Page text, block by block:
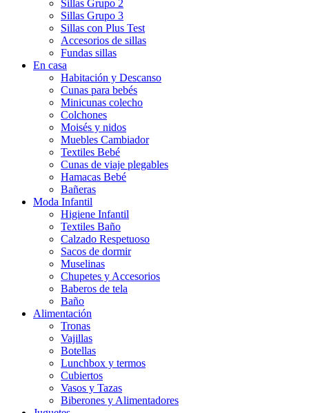
Sillas Grupo 2
Sillas Grupo 3
Sillas con Plus Test
Accesorios de sillas
Fundas sillas
En casa
Habitación y Descanso
Cunas para bebés
Minicunas colecho
Colchones
Moisés y nidos
Muebles Cambiador
Textiles Bebé
Cunas de viaje plegables
Hamacas Bebé
Bañeras
Moda Infantil
Higiene Infantil
Textiles Baño
Calzado Respetuoso
Sacos de dormir
Muselinas
Chupetes y Accesorios
Baberos de tela
Baño
Alimentación
Tronas
Vajillas
Botellas
Lunchbox y termos
Cubiertos
Vasos y Tazas
Biberones y Alimentadores